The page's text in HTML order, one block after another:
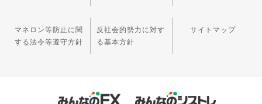
マネロン等防止に関
する法令等遵守方針
反社会的勢力に対す
る基本方針
サイトマップ